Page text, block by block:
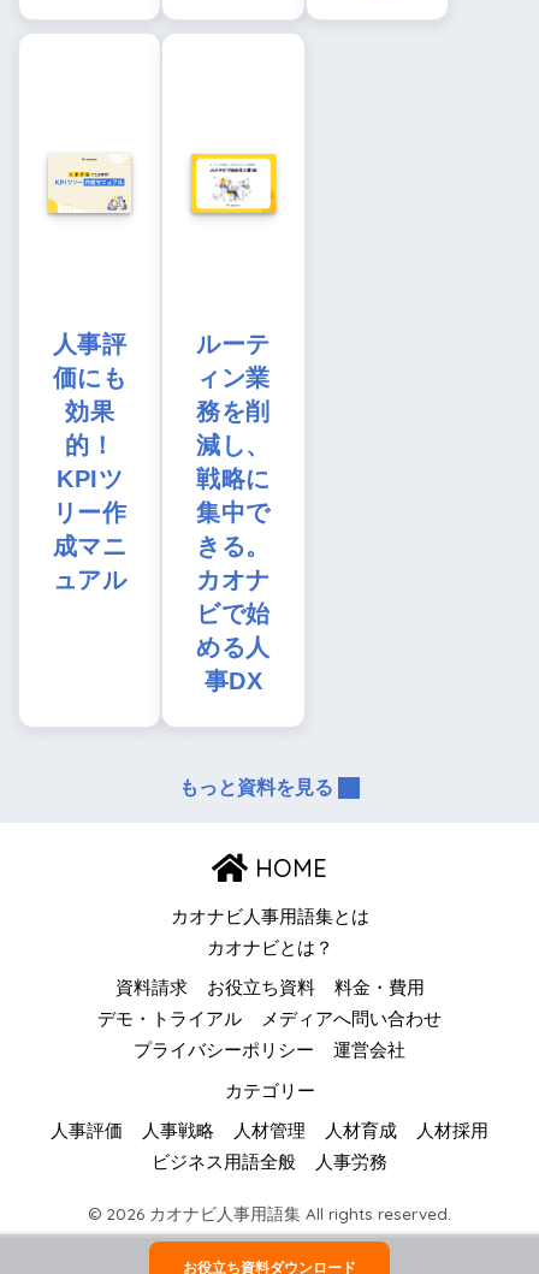
人事評
価にも
効果
的！
KPIツ
リー作
成マニ
ュアル
ルーテ
ィン業
務を削
減し、
戦略に
集中で
きる。
カオナ
ビで始
める人
事DX
もっと資料を見る
HOME
カオナビ人事用語集とは
カオナビとは？
資料請求 お役立ち資料
料金・費用
デモ・トライアル
メディアへ問い合わせ
プライバシーポリシー
運営会社
カテゴリー
人事評価 人事戦略 人材管理 人材育成
人材採用
ビジネス用語全般
人事労務
© 2026 カオナビ人事用語集 All rights reserved.
お役立ち資料ダウンロード